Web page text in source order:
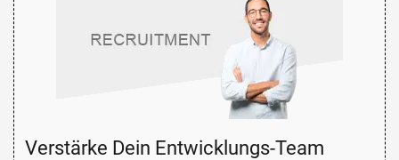
Verstärke Dein Entwicklungs-Team